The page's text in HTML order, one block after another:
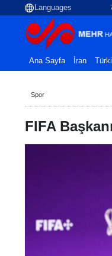
Ana Sayfa İran
Spor
FIFA